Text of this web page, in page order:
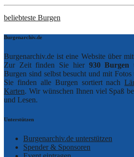
beliebteste Burgen
Burgenarchiv.de
Burgenarchiv.de ist eine Website über
Zur Zeit finden Sie hier 930 Burgen
Burgen sind selbst besucht und mit
Sie finden alle Burgen sortiert nach
Karten. Wir wünschen Ihnen viel Spaß
und Lesen.
Unterstützen
Burgenarchiv.de unterstützen
Spender & Sponsoren